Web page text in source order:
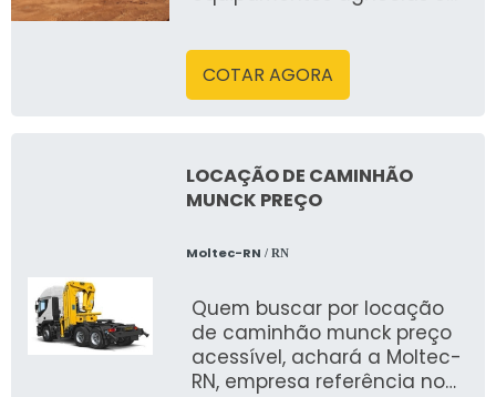
baixa e reforçada facilita o
carregamento e
eficiência. Oferece alta
capacidade de carga e
estabilidade, sendo ideal
demandam transporte de
COTAR AGORA
LOCAÇÃO DE CAMINHÃO
MUNCK PREÇO
Moltec-RN / RN
Quem buscar por locação
de caminhão munck preço
acessível, achará a Moltec-
RN, empresa referência no